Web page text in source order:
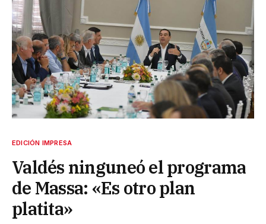
EDICIÓN IMPRESA
Valdés ninguneó el programa
de Massa: «Es otro plan
platita»